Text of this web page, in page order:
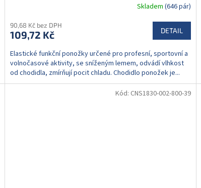
Skladem (646 pár)
90,68 Kč bez DPH
109,72 Kč DETAIL
Elastické funkční ponožky určené pro profesní, sportovní a
volnočasové aktivity, se sníženým lemem, odvádí vlhkost
od chodidla, zmírňují pocit chladu. Chodidlo ponožek je...
Kód: CNS1830-002-800-39